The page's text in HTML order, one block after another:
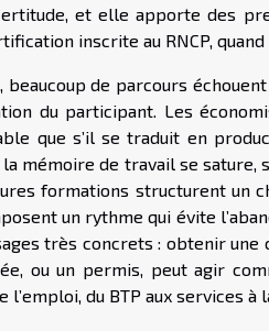
et elle apporte des
inscrite au RNCP,
beaucoup de parcours
du participant. Les
que s’il se traduit en
la mémoire de travail se
formations structurent un
un rythme qui évite
très concrets : obtenir une
ou un permis, peut agir
l’emploi, du BTP aux services à